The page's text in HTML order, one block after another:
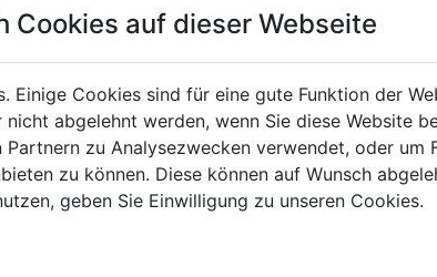
Gewicht: 0,16 kg
Sie auch
Cookies auf dieser Webseite
Einige Cookies sind für eine gute Funktion der
abgelehnt werden, wenn Sie diese Website
zu Analysezwecken verwendet, oder um
zu können. Diese können auf Wunsch
geben Sie Einwilligung zu unseren Cookies.